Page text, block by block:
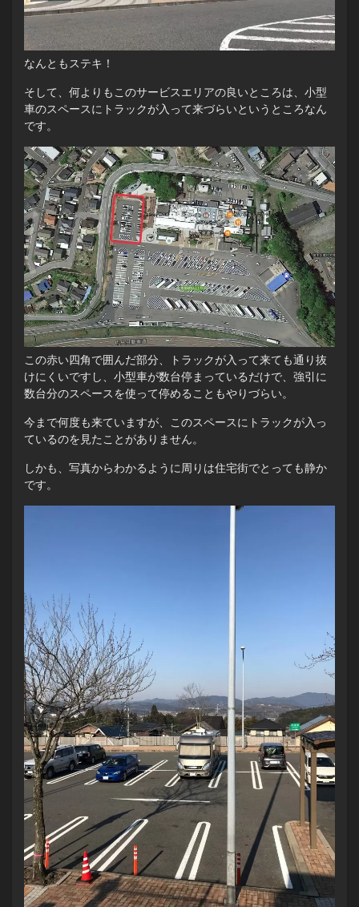
なんともステキ！
そして、何よりもこのサービスエリアの良いところは、小型
車のスペースにトラックが入って来づらいというところなん
です。
この赤い四角で囲んだ部分、トラックが入って来ても通り抜
けにくいですし、小型車が数台停まっているだけで、強引に
数台分のスペースを使って停めることもやりづらい。
今まで何度も来ていますが、このスペースにトラックが入っ
ているのを見たことがありません。
しかも、写真からわかるように周りは住宅街でとっても静か
です。